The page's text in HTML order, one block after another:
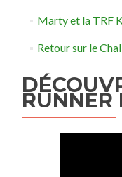
Marty et la TRF
Retour sur le
RUNNER